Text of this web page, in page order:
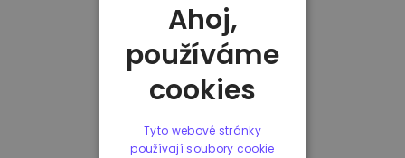
Ahoj,
používáme
cookies
Tyto webové stránky
používají soubory cookie